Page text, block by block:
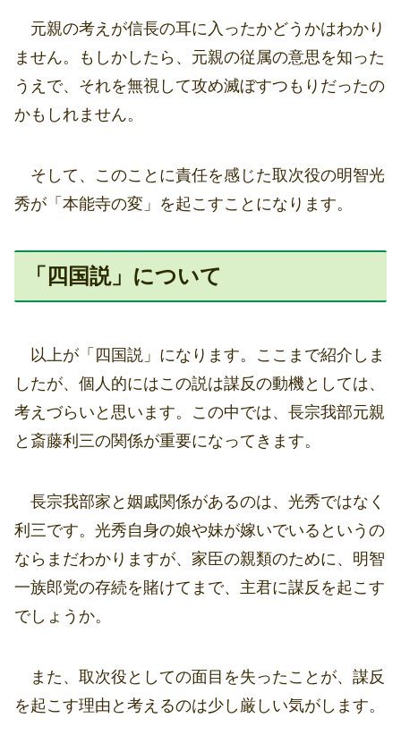
元親の考えが信長の耳に入ったかどうかはわかり
ません。もしかしたら、元親の従属の意思を知った
うえで、それを無視して攻め滅ぼすつもりだったの
かもしれません。
そして、このことに責任を感じた取次役の明智光
秀が「本能寺の変」を起こすことになります。
「四国説」について
以上が「四国説」になります。ここまで紹介しま
したが、個人的にはこの説は謀反の動機としては、
考えづらいと思います。この中では、長宗我部元親
と斎藤利三の関係が重要になってきます。
長宗我部家と姻戚関係があるのは、光秀ではなく
利三です。光秀自身の娘や妹が嫁いでいるというの
ならまだわかりますが、家臣の親類のために、明智
一族郎党の存続を賭けてまで、主君に謀反を起こす
でしょうか。
また、取次役としての面目を失ったことが、謀反
を起こす理由と考えるのは少し厳しい気がします。